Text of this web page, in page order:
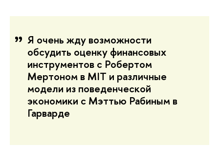
Я очень жду возможности
обсудить оценку финансовых
инструментов с Робертом
Мертоном в MIT и различные
модели из поведенческой
экономики с Мэттью Рабиным в
Гарварде